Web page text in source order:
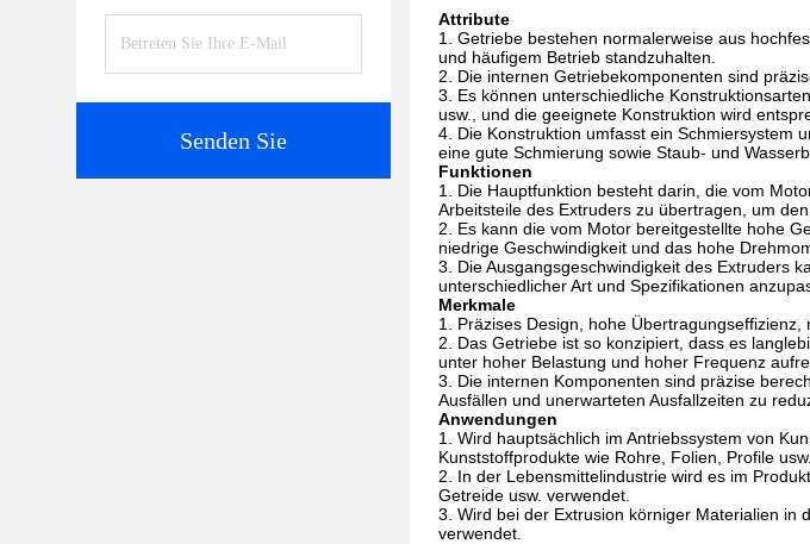
Senden Sie
Attribute
Getriebe bestehen normalerweise aus
und häufigem Betrieb standzuhalten.
Die internen Getriebekomponenten sind
Es können unterschiedliche
usw., und die geeignete Konstruktion wird
Die Konstruktion umfasst ein Schmiersystem
eine gute Schmierung sowie Staub- und
Funktionen
Die Hauptfunktion besteht darin, die vom
Arbeitsteile des Extruders zu übertragen, um
Es kann die vom Motor bereitgestellte hohe
niedrige Geschwindigkeit und das hohe
Die Ausgangsgeschwindigkeit des Extruders
unterschiedlicher Art und Spezifikationen
Merkmale
Präzises Design, hohe
Das Getriebe ist so konzipiert, dass es
unter hoher Belastung und hoher Frequenz
Die internen Komponenten sind präzise
Ausfällen und unerwarteten Ausfallzeiten zu
Anwendungen
Wird hauptsächlich im Antriebssystem von
Kunststoffprodukte wie Rohre, Folien, Profile usw.
In der Lebensmittelindustrie wird es im
Getreide usw. verwendet.
Wird bei der Extrusion körniger Materialien in
verwendet.